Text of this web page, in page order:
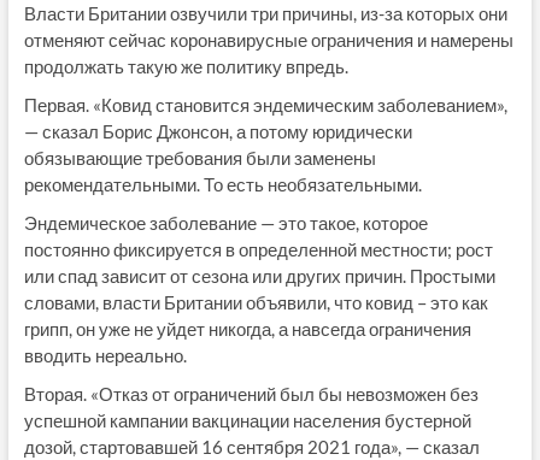
Власти Британии озвучили три причины, из-за которых они
отменяют сейчас коронавирусные ограничения и намерены
продолжать такую же политику впредь.
Первая. «Ковид становится эндемическим заболеванием»,
— сказал Борис Джонсон, а потому юридически
обязывающие требования были заменены
рекомендательными. То есть необязательными.
Эндемическое заболевание — это такое, которое
постоянно фиксируется в определенной местности; рост
или спад зависит от сезона или других причин. Простыми
словами, власти Британии объявили, что ковид – это как
грипп, он уже не уйдет никогда, а навсегда ограничения
вводить нереально.
Вторая. «Отказ от ограничений был бы невозможен без
успешной кампании вакцинации населения бустерной
дозой, стартовавшей 16 сентября 2021 года», — сказал